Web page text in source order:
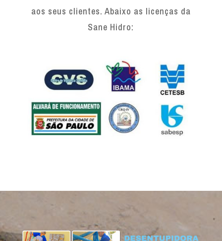
aos seus clientes. Abaixo as licenças da
Sane Hidro: